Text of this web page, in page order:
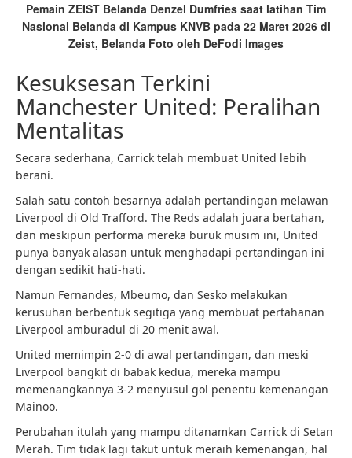
Pemain ZEIST Belanda Denzel Dumfries saat latihan Tim
Nasional Belanda di Kampus KNVB pada 22 Maret 2026 di
Zeist, Belanda Foto oleh DeFodi Images
Kesuksesan Terkini
Manchester United: Peralihan
Mentalitas
Secara sederhana, Carrick telah membuat United lebih
berani.
Salah satu contoh besarnya adalah pertandingan melawan
Liverpool di Old Trafford. The Reds adalah juara bertahan,
dan meskipun performa mereka buruk musim ini, United
punya banyak alasan untuk menghadapi pertandingan ini
dengan sedikit hati-hati.
Namun Fernandes, Mbeumo, dan Sesko melakukan
kerusuhan berbentuk segitiga yang membuat pertahanan
Liverpool amburadul di 20 menit awal.
United memimpin 2-0 di awal pertandingan, dan meski
Liverpool bangkit di babak kedua, mereka mampu
memenangkannya 3-2 menyusul gol penentu kemenangan
Mainoo.
Perubahan itulah yang mampu ditanamkan Carrick di Setan
Merah. Tim tidak lagi takut untuk meraih kemenangan, hal